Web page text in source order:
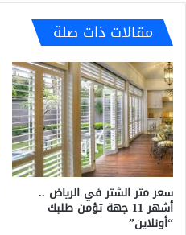
مقالات ذات صلة
سعر متر الشتر في الرياض ..
أشهر 11 جهة تؤمن طلبك
“أونلاين”